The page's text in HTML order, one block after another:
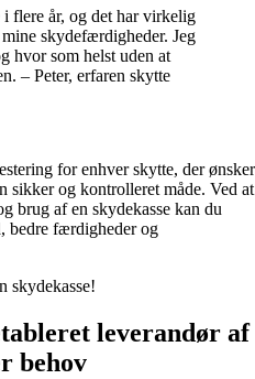
i flere år, og det har virkelig
skydefærdigheder. Jeg
hvor som helst uden at
– Peter, erfaren skytte
for enhver skytte, der ønsker
sikker og kontrolleret måde. Ved at
brug af en skydekasse kan du
bedre færdigheder og
skydekasse!
leverandør af
behov